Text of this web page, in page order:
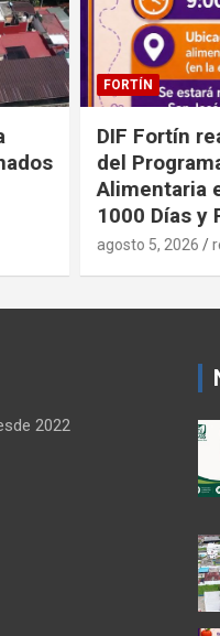
FORTÍN
DIF Fortín
del
Alimentaria
1000 Días y
agosto 5, 2026
2022